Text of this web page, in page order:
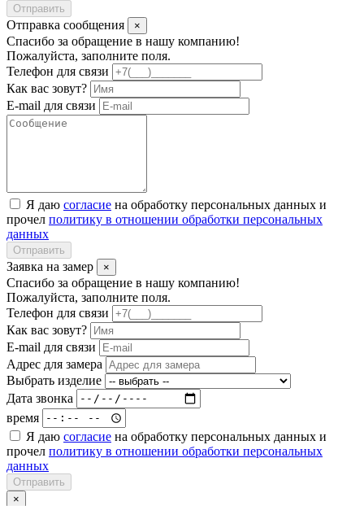
Отправить
Отправка сообщения ×
Спасибо за обращение в нашу компанию!
Пожалуйста, заполните поля.
Телефон для связи
Как вас зовут?
E-mail для связи
Я даю согласие на обработку персональных данных и
прочел политику в отношении обработки персональных
данных
Отправить
Заявка на замер ×
Спасибо за обращение в нашу компанию!
Пожалуйста, заполните поля.
Телефон для связи
Как вас зовут?
E-mail для связи
Адрес для замера
Выбрать изделие
Дата звонка
время
Я даю согласие на обработку персональных данных и
прочел политику в отношении обработки персональных
данных
Отправить
×